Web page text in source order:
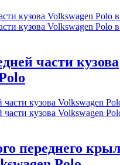
части кузова
переднего